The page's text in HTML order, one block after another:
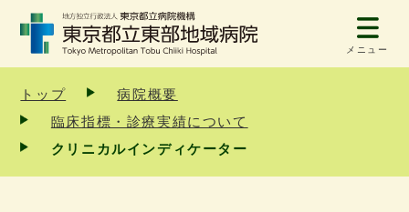
メニュー
トップ
病院概要
臨床指標・診療実績について
クリニカルインディケーター